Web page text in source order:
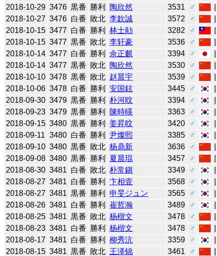
2018-10-29 3476 黒番 勝利 陶欣然 3531 ♂
2018-10-27 3476 白番 敗北 李欽誠 3572 ♂
2018-10-15 3477 白番 勝利 林士勛 3282 ♂
2018-10-15 3477 黒番 敗北 李轩豪 3536 ♂
2018-10-14 3477 白番 勝利 余正麒 3394 ♂
2018-10-14 3477 黒番 敗北 陶欣然 3530 ♂
2018-10-10 3478 黒番 敗北 赵晨宇 3539 ♂
2018-10-06 3478 白番 勝利 安国鉉 3445 ♂
2018-09-30 3479 黒番 勝利 朴河旼 3394 ♂
2018-09-23 3479 黒番 勝利 陳時暎 3363 ♂
2018-09-15 3480 黒番 勝利 姜昇旼 3420 ♂
2018-09-11 3480 白番 勝利 尹燦熙 3385 ♂
2018-09-10 3480 黒番 敗北 杨鼎新 3636 ♂
2018-09-08 3480 黒番 勝利 夏晨琨 3457 ♂
2018-08-30 3481 白番 敗北 朴常鎭 3349 ♂
2018-08-27 3481 白番 勝利 卞相壹 3568 ♂
2018-08-27 3481 黒番 勝利 申旻ジュン 3565 ♂
2018-08-26 3481 白番 勝利 崔哲瀚 3489 ♂
2018-08-25 3481 黒番 敗北 杨楷文 3478 ♂
2018-08-23 3481 白番 勝利 杨楷文 3478 ♂
2018-08-17 3481 白番 勝利 柳秀沆 3359 ♂
2018-08-15 3481 黒番 敗北 王泽锦 3461 ♂